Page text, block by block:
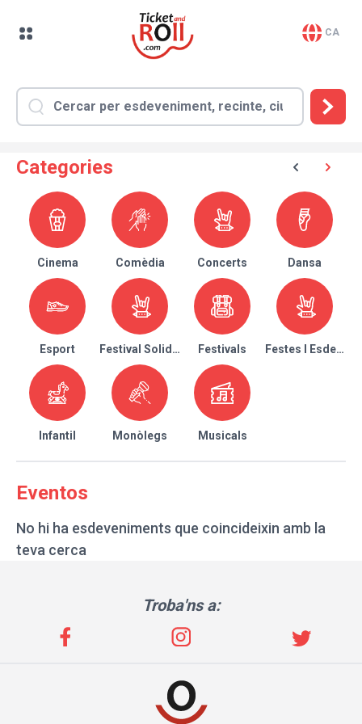
CA
Categories
Cinema Comèdia Concerts Dansa
Esport Festival Solidari Festivals Festes I
Infantil Monòlegs Musicals
Eventos
No hi ha esdeveniments que coincideixin amb la
teva cerca
Troba'ns a: